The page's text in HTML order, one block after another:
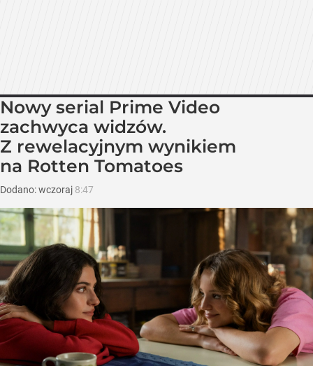
Nowy serial Prime Video
zachwyca widzów.
Z rewelacyjnym wynikiem
na Rotten Tomatoes
Dodano:wczoraj 8:47